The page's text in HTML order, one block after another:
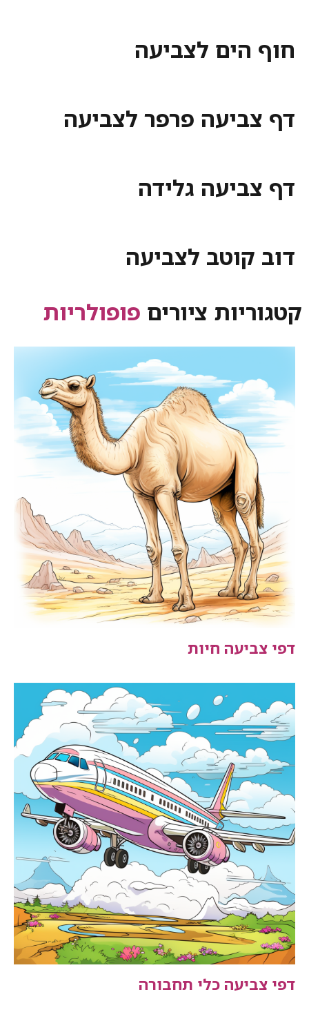
חוף הים לצביעה
דף צביעה פרפר לצביעה
דף צביעה גלידה
דוב קוטב לצביעה
קטגוריות ציורים פופולריות
דפי צביעה חיות
דפי צביעה כלי תחבורה